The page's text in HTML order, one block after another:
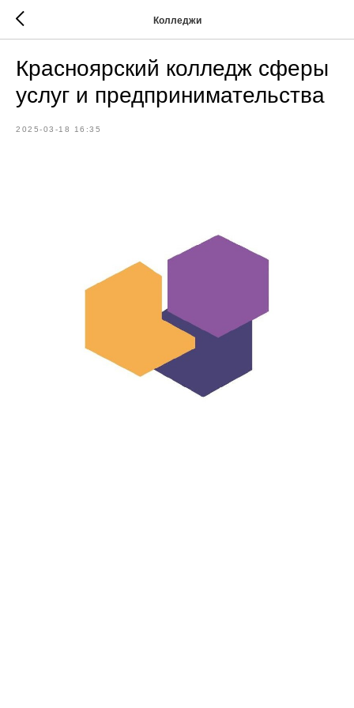
Колледжи
Красноярский колледж сферы
услуг и предпринимательства
2025-03-18 16:35